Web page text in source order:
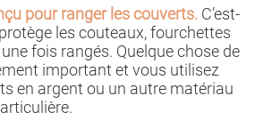
pour ranger les couverts.C’est-
les couteaux, fourchettes
fois rangés. Quelque chose de
important et vous utilisez
en argent ou un autre matériau